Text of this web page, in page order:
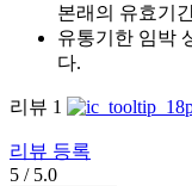
본래의 유효기
유통기한 임박
다.
리뷰 1
리뷰 등록
5 / 5.0